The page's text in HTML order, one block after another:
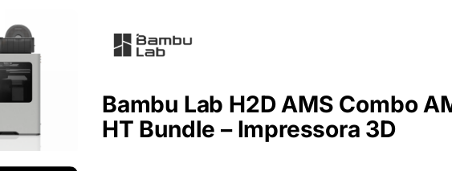
Bambu Lab H2D AMS Combo
HT Bundle – Impressora 3D